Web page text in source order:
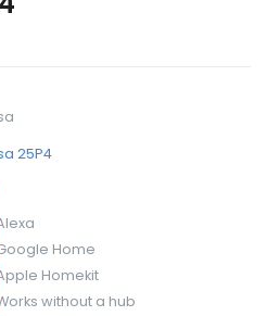
25P4
Home
Homekit
without a hub